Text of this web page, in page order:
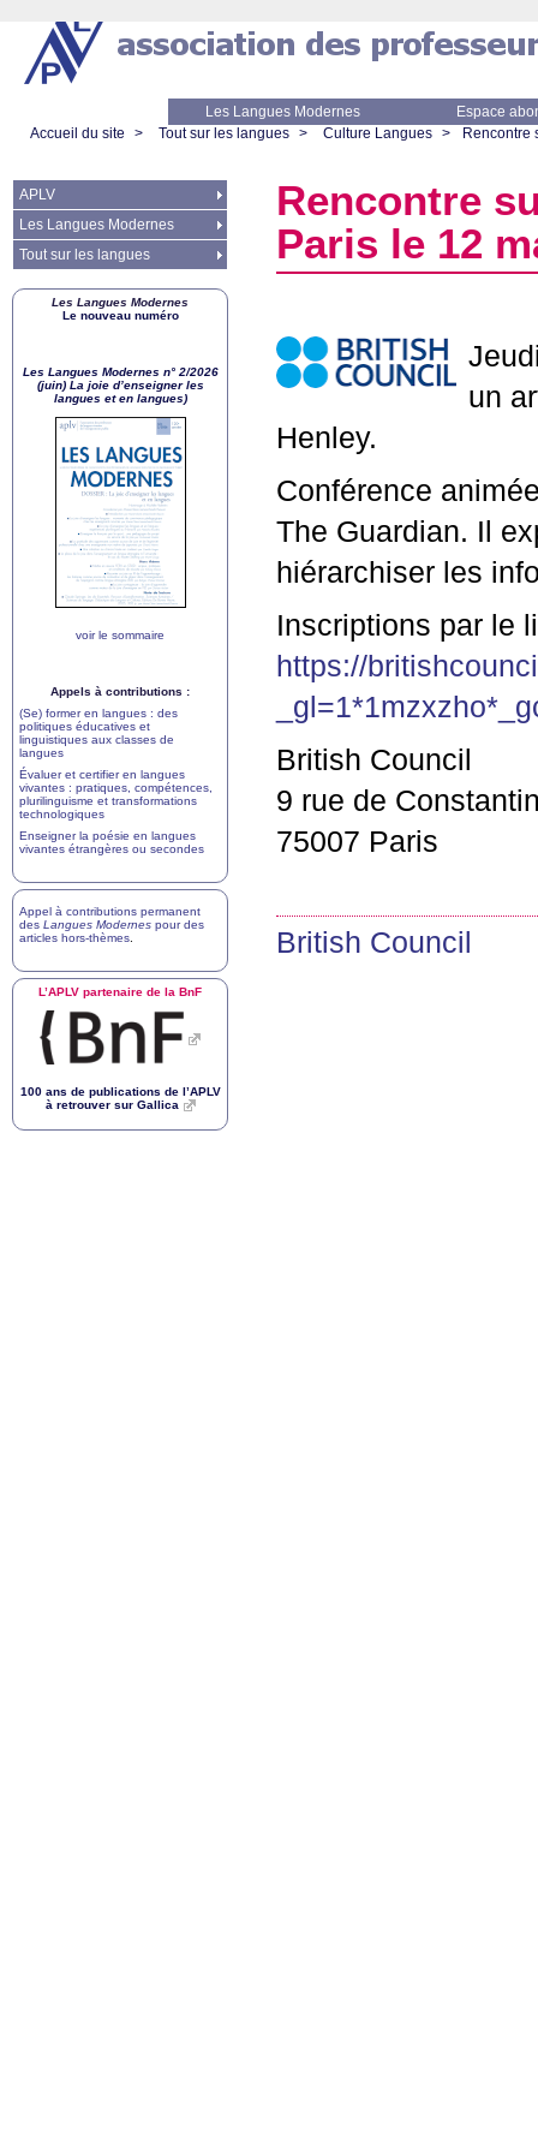
Les Langues Modernes
Espace
Accueil du site
> Tout sur les langues > Culture Langues > Rencontre
Rencontre
Paris le 12
un
Henley.
Conférence
The Guardian. Il
hiérarchiser les
Inscriptions par le
https://
British Council
9 rue de
75007 Paris
British Council
APLV
Les Langues Modernes
Tout sur les langues
Les Langues Modernes
Le nouveau numéro
Les Langues Modernes n° 2/2026
(juin) La joie d’enseigner les
langues et en langues)
voir le sommaire
Appels à contributions :
(Se) former en langues : des
politiques éducatives et
linguistiques aux classes de
langues
Évaluer et certifier en langues
vivantes : pratiques, compétences,
plurilinguisme et transformations
technologiques
Enseigner la poésie en langues
vivantes étrangères ou secondes
Appel à contributions permanent
des Langues Modernes pour des
articles hors-thèmes
L’APLV partenaire de la BnF
100 ans de publications de l’APLV
à retrouver sur Gallica